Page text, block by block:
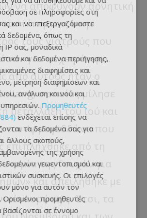
να αποφύγουν αρνητική
τέταρτον, στην
τους γιατρούς που
για τα χειρότερα.
από αυτούς ήταν ο
ο οποίος μίλησε
μετάλλαξη του ιού και
τον Αρμαγεδδώνα που
επιπλήχθηκε από τη
της Γουχάν για
και απειλήθηκε με
κυρώσεις. Έτσι, τα
σε πληροφορίες στη
και να επεξεργαζόμαστε
δεδομένα, όπως τη
IP σας, μοναδικά
και δεδομένα περιήγησης,
διαφημίσεις και
μέτρηση διαφημίσεων και
ανάλυση κοινού και
Προμηθευτές
ενδέχεται επίσης να
τα δεδομένα σας για
άλλους σκοπούς,
της χρήσης
γεωεντοπισμού και
συσκευής. Οι επιλογές
μόνο για αυτόν τον
Ορισμένοι προμηθευτές
βασίζονται σε έννομο